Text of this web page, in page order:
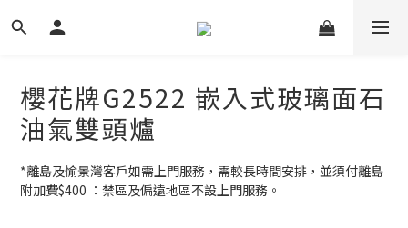
櫻花牌G2522 嵌入式玻璃面石
油氣雙頭爐
*離島及愉景灣客戶如需上門服務，需較長時間安排，並須付離島
附加費$400 ：禁區及偏遠地區不設上門服務。